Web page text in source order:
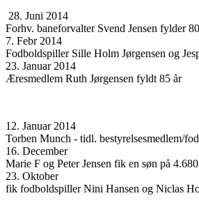
28. Juni 2014
Forhv. baneforvalter Svend Jensen fylder
7. Febr 2014
Fodboldspiller Sille Holm Jørgensen og
23. Januar 2014
Æresmedlem Ruth Jørgensen fyldt 85 år
12. Januar 2014
Torben Munch - tidl. bestyrelsesmedlem/
16. December
Marie F og Peter Jensen fik en søn på
23. Oktober
fik fodboldspiller Nini Hansen og Niclas